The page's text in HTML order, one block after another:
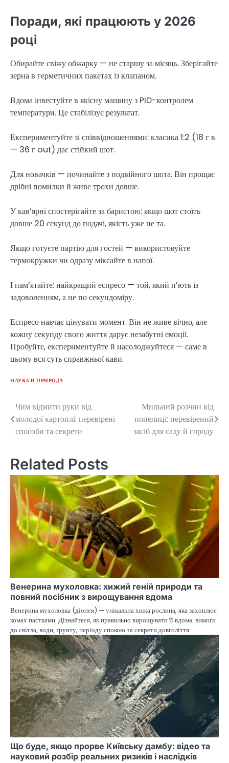
Поради, які працюють у 2026
році
Обирайте свіжу обжарку — не старшу за місяць. Зберігайте
зерна в герметичних пакетах із клапаном.
Вдома інвестуйте в якісну машину з PID-контролем
температури. Це стабілізує результат.
Експериментуйте зі співвідношеннями: класика 1:2 (18 г в
— 36 г out) дає стійкий шот.
Для новачків — починайте з подвійного шота. Він прощає
дрібні помилки й живе трохи довше.
У кав’ярні спостерігайте за баристою: якщо шот стоїть
довше 20 секунд до подачі, якість уже не та.
Якщо готуєте партію для гостей — використовуйте
термокружки чи одразу міксайте в напої.
І пам’ятайте: найкращий еспресо — той, який п’ють із
задоволенням, а не по секундоміру.
Еспресо навчає цінувати момент. Він не живе вічно, але
кожну секунду свого життя дарує незабутні емоції.
Пробуйте, експериментуйте й насолоджуйтеся — саме в
цьому вся суть справжньої кави.
НАУКА И ПРИРОДА
Post
navigation
Чим відмити руки від
молодої картоплі: перевірені
способи та секрети
Мильний розчин від
попелиці: перевірений
засіб для саду й городу
Related Posts
Венерина мухоловка: хижий геній природи та
повний посібник з вирощування вдома
Венерина мухоловка (діонея) — унікальна хижа рослина, яка захоплює
комах пастками. Дізнайтеся, як правильно вирощувати її вдома: вимоги
до світла, води, ґрунту, періоду спокою та секрети довголіття.
Що буде, якщо прорве Київську дамбу: відео та
науковий розбір реальних ризиків і наслідків